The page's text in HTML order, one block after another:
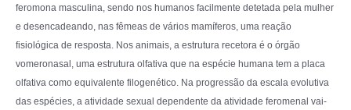
feromona masculina, sendo nos humanos facilmente detetada pela mulher
e desencadeando, nas fêmeas de vários mamíferos, uma reação
fisiológica de resposta. Nos animais, a estrutura recetora é o órgão
vomeronasal, uma estrutura olfativa que na espécie humana tem a placa
olfativa como equivalente filogenético. Na progressão da escala evolutiva
das espécies, a atividade sexual dependente da atividade feromenal vai-